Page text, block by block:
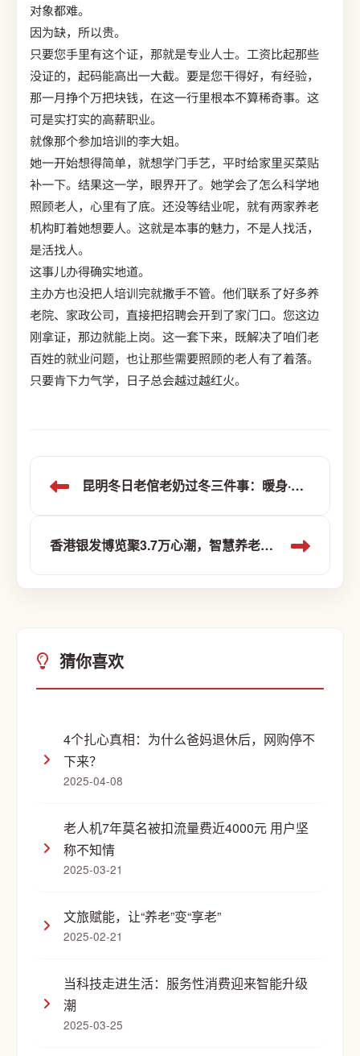
对象都难。
因为缺，所以贵。
只要您手里有这个证，那就是专业人士。工资比起那些
没证的，起码能高出一大截。要是您干得好，有经验，
那一月挣个万把块钱，在这一行里根本不算稀奇事。这
可是实打实的高薪职业。
就像那个参加培训的李大姐。
她一开始想得简单，就想学门手艺，平时给家里买菜贴
补一下。结果这一学，眼界开了。她学会了怎么科学地
照顾老人，心里有了底。还没等结业呢，就有两家养老
机构盯着她想要人。这就是本事的魅力，不是人找活，
是活找人。
这事儿办得确实地道。
主办方也没把人培训完就撒手不管。他们联系了好多养
老院、家政公司，直接把招聘会开到了家门口。您这边
刚拿证，那边就能上岗。这一套下来，既解决了咱们老
百姓的就业问题，也让那些需要照顾的老人有了着落。
只要肯下力气学，日子总会越过越红火。
昆明冬日老倌老奶过冬三件事：暖身·润心·慢活
香港银发博览聚3.7万心潮，智慧养老如春风拂柳
猜你喜欢
4个扎心真相：为什么爸妈退休后，网购停不
下来？
2025-04-08
老人机7年莫名被扣流量费近4000元 用户坚
称不知情
2025-03-21
文旅赋能，让“养老”变“享老”
2025-02-21
当科技走进生活：服务性消费迎来智能升级
潮
2025-03-25